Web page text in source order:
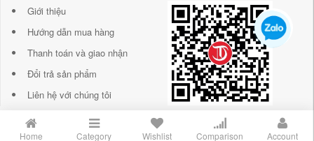
Giới thiệu
Hướng dẫn mua hàng
Thanh toán và giao nhận
Đổi trả sản phẩm
Liên hệ với chúng tôi
Home Category Wishlist Comparison Account